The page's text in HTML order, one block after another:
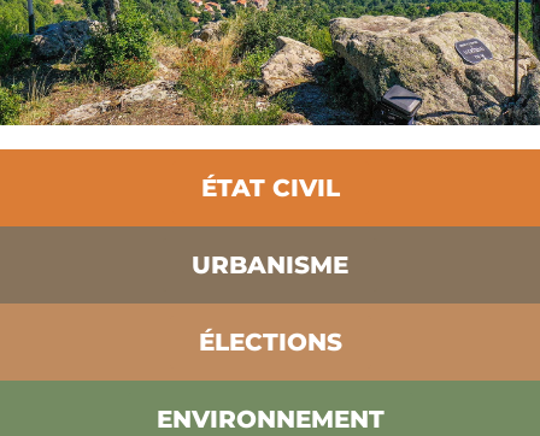
ÉTAT CIVIL
URBANISME
ÉLECTIONS
ENVIRONNEMENT